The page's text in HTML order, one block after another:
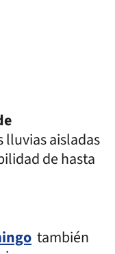
lluvias aisladas
de hasta
también